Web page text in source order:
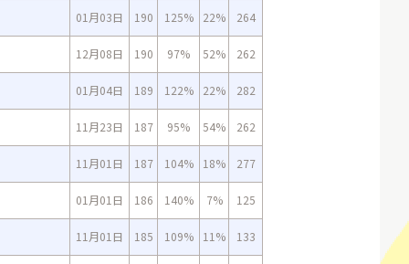
01月03日 190 125% 22% 264
12月08日 190 97% 52% 262
01月04日 189 122% 22% 282
11月23日 187 95% 54% 262
11月01日 187 104% 18% 277
01月01日 186 140% 7% 125
11月01日 185 109% 11% 133